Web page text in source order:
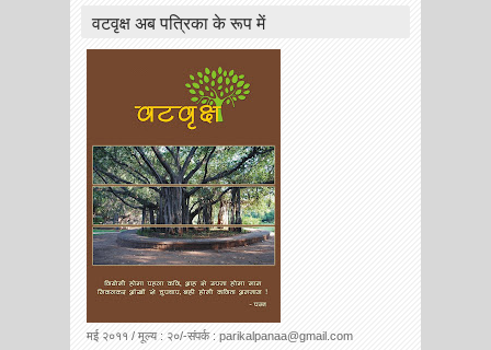
वटवृक्ष अब पत्रिका के रूप में
मई २०११ / मूल्य : २०/-संपर्क : parikalpanaa@gmail.com